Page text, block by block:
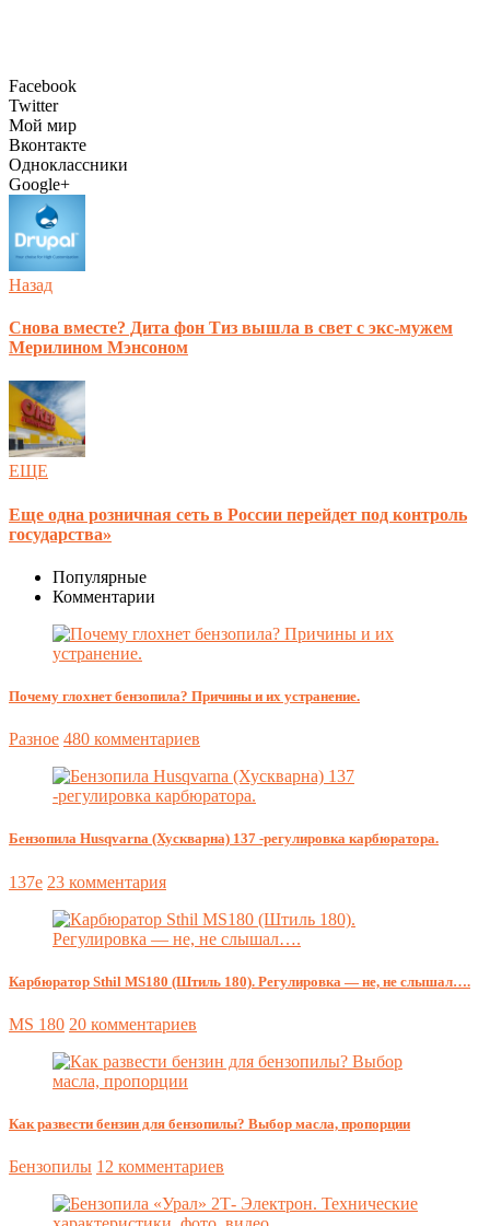
Facebook
Twitter
Мой мир
Вконтакте
Одноклассники
Google+
Назад
Снова вместе? Дита фон Тиз вышла в свет с экс-мужем
Мерилином Мэнсоном
ЕЩЕ
Еще одна розничная сеть в России перейдет под контроль
государства»
Популярные
Комментарии
Почему глохнет бензопила? Причины и их устранение.
Разное 480 комментариев
Бензопила Husqvarna (Хускварна) 137 -регулировка карбюратора.
137e 23 комментария
Карбюратор Sthil MS180 (Штиль 180). Регулировка — не, не слышал….
MS 180 20 комментариев
Как развести бензин для бензопилы? Выбор масла, пропорции
Бензопилы 12 комментариев